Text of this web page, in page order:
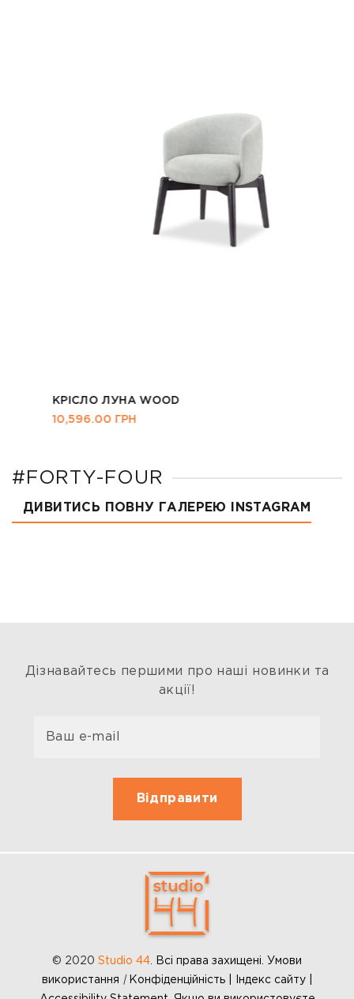
КРІСЛО ЛУНА WOOD
10,596.00ГРН
#FORTY-FOUR
ДИВИТИСЬ ПОВНУ ГАЛЕРЕЮ INSTAGRAM
Дізнавайтесь першими про наші новинки та
акції!
© 2020 Studio 44
Всі права захищені. Умови
використання | Конфіденційність | Індекс сайту |